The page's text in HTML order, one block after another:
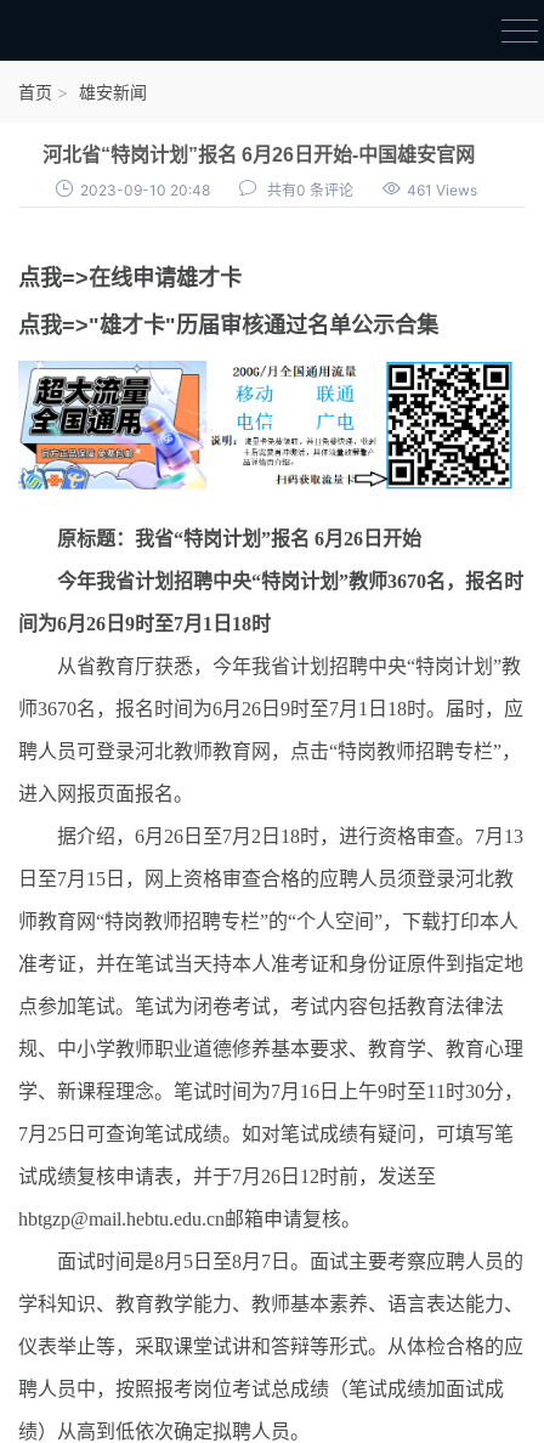
点我申领雄才卡
雄才卡资讯
雄安新闻
首页 雄安新闻
河北省“特岗计划”报名 6月26日开始-中国雄安官网
2023-09-10 20:48 共有0 条评论 461 Views
点我=>在线申请雄才卡
点我=>"雄才卡"历届审核通过名单公示合集
原标题：我省“特岗计划”报名 6月26日开始
今年我省计划招聘中央“特岗计划”教师3670名，报名时
间为6月26日9时至7月1日18时
从省教育厅获悉，今年我省计划招聘中央“特岗计划”教
师3670名，报名时间为6月26日9时至7月1日18时。届时，应
聘人员可登录河北教师教育网，点击“特岗教师招聘专栏”，
进入网报页面报名。
据介绍，6月26日至7月2日18时，进行资格审查。7月13
日至7月15日，网上资格审查合格的应聘人员须登录河北教
师教育网“特岗教师招聘专栏”的“个人空间”，下载打印本人
准考证，并在笔试当天持本人准考证和身份证原件到指定地
点参加笔试。笔试为闭卷考试，考试内容包括教育法律法
规、中小学教师职业道德修养基本要求、教育学、教育心理
学、新课程理念。笔试时间为7月16日上午9时至11时30分，
7月25日可查询笔试成绩。如对笔试成绩有疑问，可填写笔
试成绩复核申请表，并于7月26日12时前，发送至
hbtgzp@mail.hebtu.edu.cn邮箱申请复核。
面试时间是8月5日至8月7日。面试主要考察应聘人员的
学科知识、教育教学能力、教师基本素养、语言表达能力、
仪表举止等，采取课堂试讲和答辩等形式。从体检合格的应
聘人员中，按照报考岗位考试总成绩（笔试成绩加面试成
绩）从高到低依次确定拟聘人员。